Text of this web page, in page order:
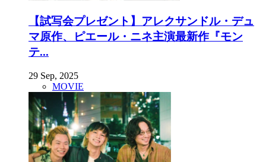
【試写会プレゼント】アレクサンドル・デュ
マ原作、ピエール・ニネ主演最新作『モン
テ...
29 Sep, 2025
MOVIE